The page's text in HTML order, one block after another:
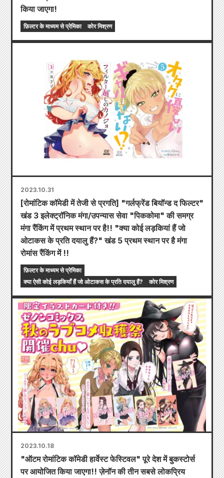
किया जाएगा!
फ़िल्टर के माध्यम से प्रेमिका कोर मिश्रण
2023.10.31
[रोमांटिक कॉमेडी में तेजी से प्रगति] "गर्लफ्रेंड बियॉन्ड द फिल्टर"
खंड 3 इलेक्ट्रॉनिक मंगा/उपन्यास सेवा "पिककोमा" की समग्र
मंगा रैंकिंग में प्रथम स्थान पर है!! "क्या कोई लड़कियां हैं जो
ओटाकस के प्रति दयालु हैं?" खंड 5 प्रथम स्थान पर है मंगा
रोमांस रैंकिंग में !!
फ़िल्टर के माध्यम से प्रेमिका
क्या ऐसी कोई लड़कियाँ हैं जो ओटाकस के प्रति दयालु हैं?
कोर मिश्रण
2023.10.18
"ऑटम रोमांटिक कॉमेडी हार्वेस्ट फेस्टिवल" पूरे देश में बुकस्टोर्स
पर आयोजित किया जाएगा!! ज़ेनॉन की तीन सबसे लोकप्रिय